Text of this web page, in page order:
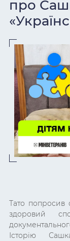
про
Тато
здоровий
Історію